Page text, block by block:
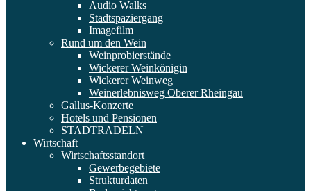
Audio Walks
Stadtspaziergang
Imagefilm
Rund um den Wein
Weinprobierstände
Wickerer Weinkönigin
Wickerer Weinweg
Weinerlebnisweg Oberer Rheingau
Gallus-Konzerte
Hotels und Pensionen
STADTRADELN
Wirtschaft
Wirtschaftsstandort
Gewerbegebiete
Strukturdaten